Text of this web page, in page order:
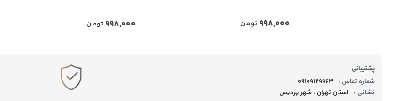
998,000 تومان 998,000 تومان
پشتیبانی
شماره تماس :
09109129963
نشانی :
استان تهران ، شهر پردیس